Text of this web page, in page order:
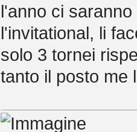
l'anno ci
l'invitational, li
solo 3 tornei
tanto il posto me